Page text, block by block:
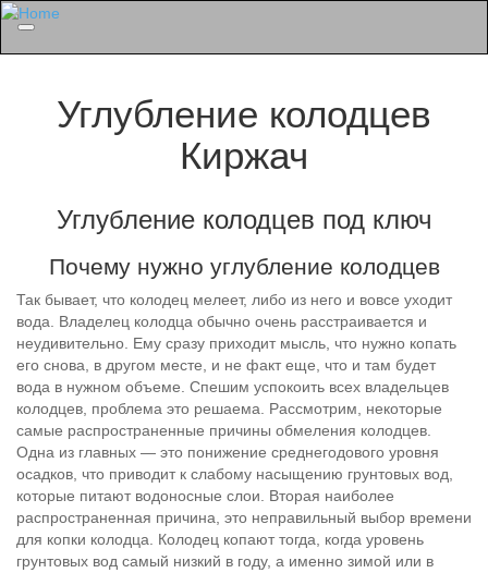
Углубление колодцев
Киржач
Углубление колодцев под ключ
Почему нужно углубление колодцев
Так бывает, что колодец мелеет, либо из него и вовсе уходит
вода. Владелец колодца обычно очень расстраивается и
неудивительно. Ему сразу приходит мысль, что нужно копать
его снова, в другом месте, и не факт еще, что и там будет
вода в нужном объеме. Спешим успокоить всех владельцев
колодцев, проблема это решаема. Рассмотрим, некоторые
самые распространенные причины обмеления колодцев.
Одна из главных — это понижение среднегодового уровня
осадков, что приводит к слабому насыщению грунтовых вод,
которые питают водоносные слои. Вторая наиболее
распространенная причина, это неправильный выбор времени
для копки колодца. Колодец копают тогда, когда уровень
грунтовых вод самый низкий в году, а именно зимой или в